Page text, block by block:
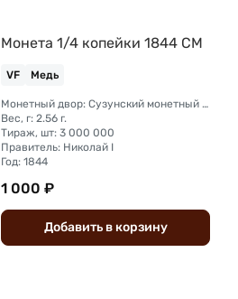
Монета 1/4 копейки 1844 СМ
VF Медь
Монетный двор: Сузунский монетный двор (Сибирь)
Вес, г: 2.56 г.
Тираж, шт: 3 000 000
Правитель: Николай I
Год: 1844
1 000 ₽
Добавить вкорзину